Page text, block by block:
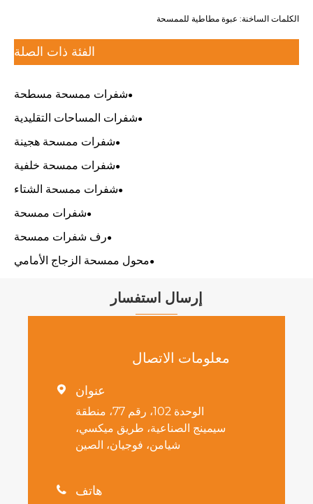
الكلمات الساخنة: عبوة مطاطية للممسحة
الفئة ذات الصلة
شفرات ممسحة مسطحة
شفرات المساحات التقليدية
شفرات ممسحة هجينة
شفرات ممسحة خلفية
شفرات ممسحة الشتاء
شفرات ممسحة
رف شفرات ممسحة
محول ممسحة الزجاج الأمامي
إرسال استفسار
معلومات الاتصال
 عنوان
الوحدة 102، رقم 77، منطقة
سيمينج الصناعية، طريق ميكسي،
شيامن، فوجيان، الصين
 هاتف